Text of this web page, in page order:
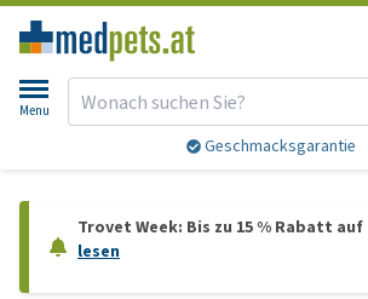
Menu
Geschmacksgarantie
Trovet Week: Bis zu 15 % Rabatt
lesen